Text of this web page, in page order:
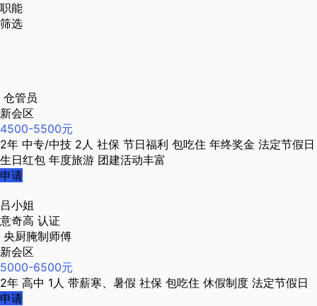
职能
筛选
仓管员
新会区
4500-5500元
2年 中专/中技 2人 社保 节日福利 包吃住 年终奖金 法定节假日
生日红包 年度旅游 团建活动丰富
申请
吕小姐
意奇高 认证
央厨腌制师傅
新会区
5000-6500元
2年 高中 1人 带薪寒、暑假 社保 包吃住 休假制度 法定节假日
申请